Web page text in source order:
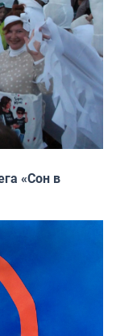
«Сон в